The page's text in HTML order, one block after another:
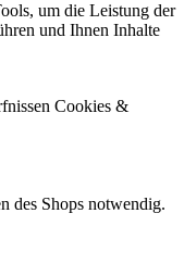
um die Leistung der
und Ihnen Inhalte
Cookies &
des Shops notwendig.